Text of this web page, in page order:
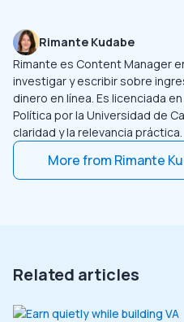
Rimante Kudabe
Rimante es Content Manager
investigar y escribir sobre
dinero en línea. Es licenciada
Política por la Universidad de
claridad y la relevancia práctica.
More from Rimante
Related articles